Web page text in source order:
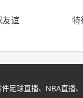
友谊
特
足球直播、NBA直播